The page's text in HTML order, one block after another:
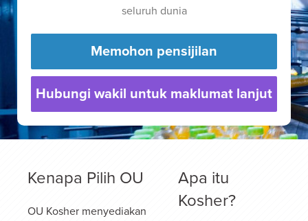
seluruh dunia
Memohon pensijilan
Hubungi wakil untuk maklumat lanjut
Kenapa Pilih OU
OU Kosher menyediakan
Apa itu
Kosher?